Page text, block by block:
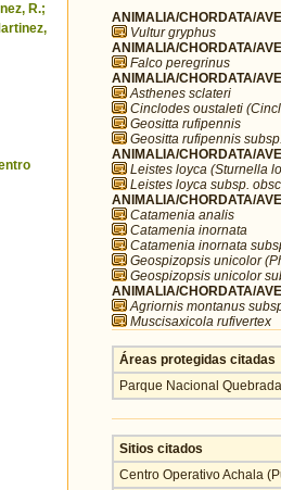
R.;
ANIMALIA/CHORDATA/
Vultur gryphus
ANIMALIA/CHORDATA/
Falco peregrinus
ANIMALIA/CHORDATA/
Asthenes sclateri
Cinclodes oustaleti
Geositta rufipennis
Geositta rufipennis
ANIMALIA/CHORDATA/
Leistes loyca (Sturnella
Leistes loyca subsp.
ANIMALIA/CHORDATA/
Catamenia analis
Catamenia inornata
Catamenia inornata
Geospizopsis unicolor
Geospizopsis unicolor
ANIMALIA/CHORDATA/
Agriornis montanus
Muscisaxicola rufivertex
Áreas protegidas citadas
Parque Nacional
Sitios citados
Centro Operativo Achala